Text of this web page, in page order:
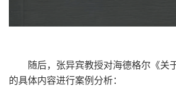
随后，张异宾教授对海德格尔《关
的具体内容进行案例分析：